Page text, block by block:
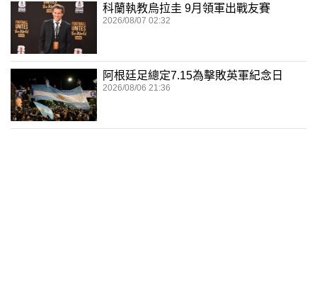
科蘭執教烏拉圭 9月領軍出戰友賽
2026/08/07 02:32
阿根廷足總定7.15為擊敗英軍紀念日
2026/08/06 21:36